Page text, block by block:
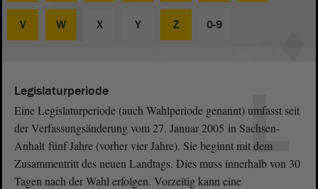
V W X Y Z 0-9
L
Legislaturperiode
Eine Legislaturperiode (auch Wahlperiode genannt) umfasst seit
der Verfassungsänderung vom 27. Januar 2005 in Sachsen-
Anhalt fünf Jahre (vorher vier Jahre). Sie beginnt mit dem
Zusammentritt des neuen Landtags. Dies muss innerhalb von 30
Tagen nach der Wahl erfolgen. Vorzeitig kann eine